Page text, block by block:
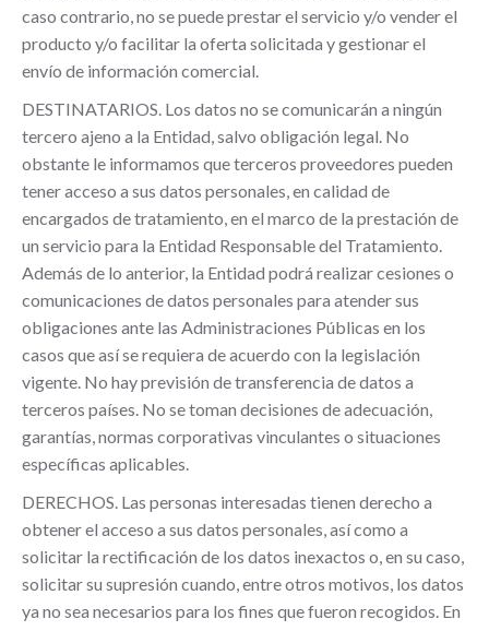
caso contrario, no se puede prestar el servicio y/o vender el
producto y/o facilitar la oferta solicitada y gestionar el
envío de información comercial.
DESTINATARIOS. Los datos no se comunicarán a ningún
tercero ajeno a la Entidad, salvo obligación legal. No
obstante le informamos que terceros proveedores pueden
tener acceso a sus datos personales, en calidad de
encargados de tratamiento, en el marco de la prestación de
un servicio para la Entidad Responsable del Tratamiento.
Además de lo anterior, la Entidad podrá realizar cesiones o
comunicaciones de datos personales para atender sus
obligaciones ante las Administraciones Públicas en los
casos que así se requiera de acuerdo con la legislación
vigente. No hay previsión de transferencia de datos a
terceros países. No se toman decisiones de adecuación,
garantías, normas corporativas vinculantes o situaciones
específicas aplicables.
DERECHOS. Las personas interesadas tienen derecho a
obtener el acceso a sus datos personales, así como a
solicitar la rectificación de los datos inexactos o, en su caso,
solicitar su supresión cuando, entre otros motivos, los datos
ya no sea necesarios para los fines que fueron recogidos. En